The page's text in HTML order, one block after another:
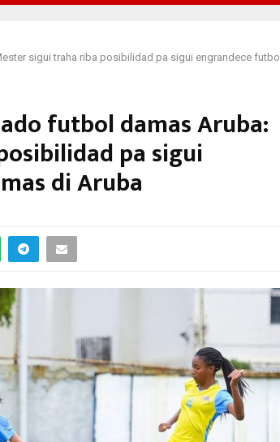
sigui traha riba posibilidad pa sigui engrandece futbol
futbol damas Aruba:
pa sigui
di Aruba